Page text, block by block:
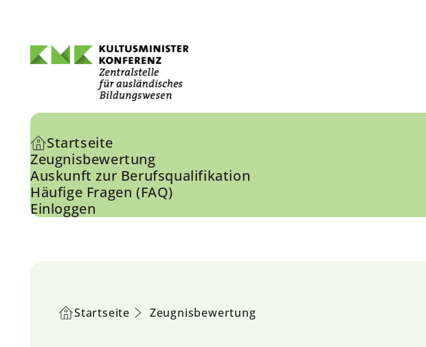
Hauptnavigation
Startseite
Zeugnisbewertung
Auskunft zur Berufsqualifikation
Häufige Fragen (FAQ)
Einloggen
Startseite Zeugnisbewertung